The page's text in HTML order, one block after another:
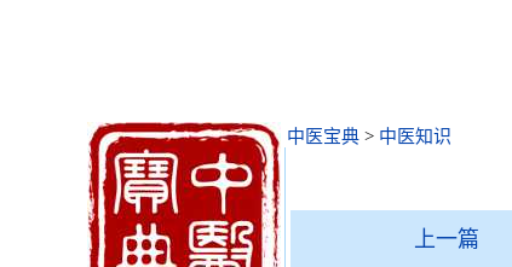
中医宝典 > 中医知识
上一篇